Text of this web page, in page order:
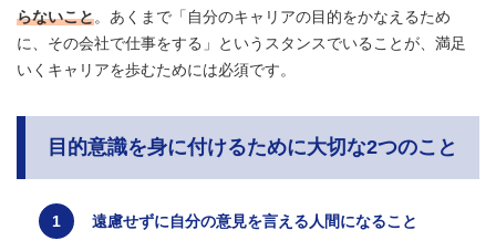
らないこと。あくまで「自分のキャリアの目的をかなえるため
に、その会社で仕事をする」というスタンスでいることが、満足
いくキャリアを歩むためには必須です。
目的意識を身に付けるために大切な2つのこと
遠慮せずに自分の意見を言える人間になること